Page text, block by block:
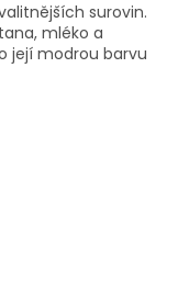
surovin.
mléko a
její modrou barvu